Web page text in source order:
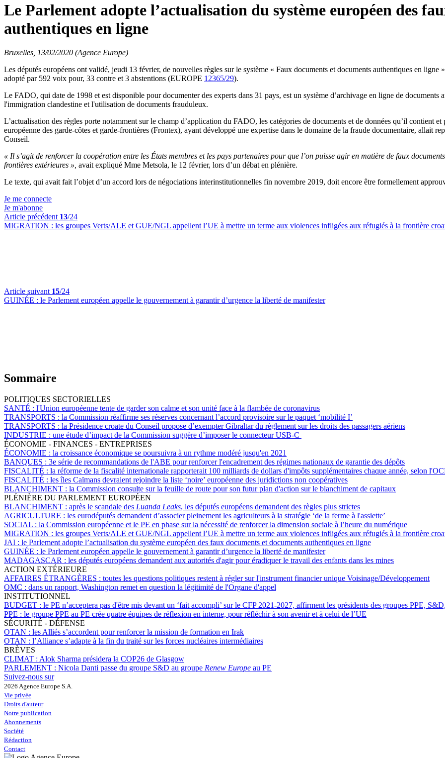
Le Parlement adopte l’actualisation du système européen des
authentiques en ligne
Bruxelles, 13/02/2020 (Agence Europe)
Les députés européens ont validé, jeudi 13 février, de nouvelles règles sur le système « Faux documents et documents authentiques en
adopté par 592 voix pour, 33 contre et 3 abstentions (EUROPE 12365/29).
Le FADO, qui date de 1998 et est disponible pour documenter des experts dans 31 pays, est un système d’archivage en ligne de
l'immigration clandestine et l'utilisation de documents frauduleux.
L’actualisation des règles porte notamment sur le champ d’application du FADO, les catégories de documents et de données qu’il contient
européenne des garde-côtes et garde-frontières (Frontex), ayant développé une expertise dans le domaine de la fraude documentaire, allait
Conseil.
« Il s’agit de renforcer la coopération entre les États membres et les pays partenaires pour que l’on puisse agir en matière de faux
frontières extérieures », avait expliqué Mme Metsola, le 12 février, lors d’un débat en plénière.
Le texte, qui avait fait l’objet d’un accord lors de négociations interinstitutionnelles fin novembre 2019, doit encore être formellement
Je me connecte
Je m'abonne
Article précédent 13/24
MIGRATION : les groupes Verts/ALE et GUE/NGL appellent l’UE à mettre un terme aux violences infligées aux réfugiés à la frontière
Article suivant 15/24
GUINÉE : le Parlement européen appelle le gouvernement à garantir d’urgence la liberté de manifester
Sommaire
POLITIQUES SECTORIELLES
SANTÉ : l'Union européenne tente de garder son calme et son unité face à la flambée de coronavirus
TRANSPORTS : la Commission réaffirme ses réserves concernant l’accord provisoire sur le paquet ‘mobilité I’
TRANSPORTS : la Présidence croate du Conseil propose d’exempter Gibraltar du règlement sur les droits des passagers aériens
INDUSTRIE : une étude d’impact de la Commission suggère d’imposer le connecteur USB-C
ÉCONOMIE - FINANCES - ENTREPRISES
ÉCONOMIE : la croissance économique se poursuivra à un rythme modéré jusqu'en 2021
BANQUES : 3e série de recommandations de l'ABE pour renforcer l'encadrement des régimes nationaux de garantie des dépôts
FISCALITÉ : la réforme de la fiscalité internationale rapporterait 100 milliards de dollars d'impôts supplémentaires chaque année, selon
FISCALITÉ : les îles Caïmans devraient rejoindre la liste ‘noire’ européenne des juridictions non coopératives
BLANCHIMENT : la Commission consulte sur la feuille de route pour son futur plan d'action sur le blanchiment de capitaux
PLÉNIÈRE DU PARLEMENT EUROPÉEN
BLANCHIMENT : après le scandale des Luanda Leaks, les députés européens demandent des règles plus strictes
AGRICULTURE : les eurodéputés demandent d’associer pleinement les agriculteurs à la stratégie ‘de la ferme à l'assiette’
SOCIAL : la Commission européenne et le PE en phase sur la nécessité de renforcer la dimension sociale à l’heure du numérique
MIGRATION : les groupes Verts/ALE et GUE/NGL appellent l’UE à mettre un terme aux violences infligées aux réfugiés à la frontière
JAI : le Parlement adopte l’actualisation du système européen des faux documents et documents authentiques en ligne
GUINÉE : le Parlement européen appelle le gouvernement à garantir d’urgence la liberté de manifester
MADAGASCAR : les députés européens demandent aux autorités d'agir pour éradiquer le travail des enfants dans les mines
ACTION EXTÉRIEURE
AFFAIRES ÉTRANGÈRES : toutes les questions politiques restent à régler sur l'instrument financier unique Voisinage/Développement
OMC : dans un rapport, Washington remet en question la légitimité de l'Organe d'appel
INSTITUTIONNEL
BUDGET : le PE n’acceptera pas d'être mis devant un ‘fait accompli’ sur le CFP 2021-2027, affirment les présidents des groupes PPE,
PPE : le groupe PPE au PE crée quatre équipes de réflexion en interne, pour réfléchir à son avenir et à celui de l’UE
SÉCURITÉ - DÉFENSE
OTAN : les Alliés s’accordent pour renforcer la mission de formation en Irak
OTAN : l’Alliance s’adapte à la fin du traité sur les forces nucléaires intermédiaires
BRÈVES
CLIMAT : Alok Sharma présidera la COP26 de Glasgow
PARLEMENT : Nicola Danti passe du groupe S&D au groupe Renew Europe au PE
Suivez-nous sur
2026 Agence Europe S.A.
Vie privée
Droits d'auteur
Notre publication
Abonnements
Société
Rédaction
Contact